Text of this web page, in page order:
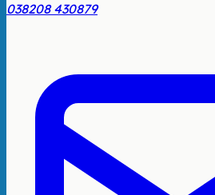
038208 430879